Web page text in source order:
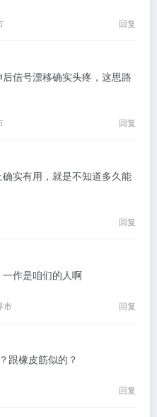
回复
信号漂移确实头疼，这思路
回复
实有用，就是不知道多久能
回复
作是咱们的人啊
市 回复
跟橡皮筋似的？
回复